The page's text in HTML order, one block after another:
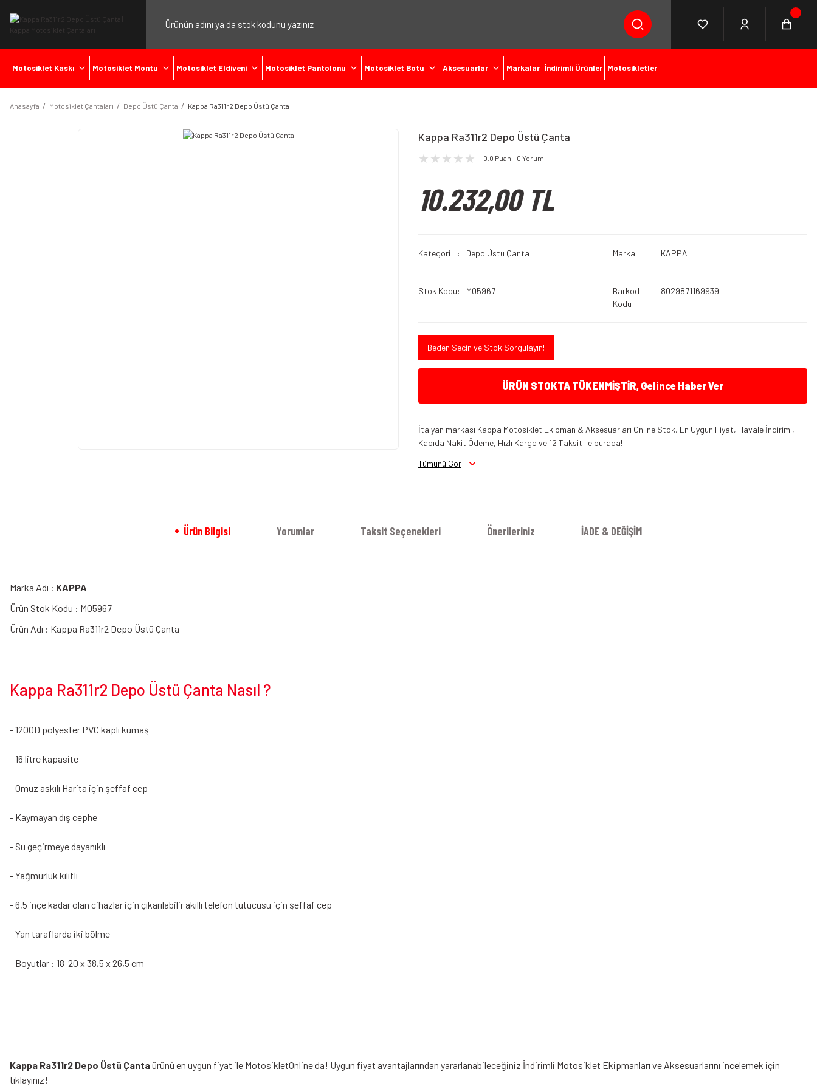
Motosiklet Kaskı Motosiklet Montu Motosiklet Eldiveni Motosiklet Pantolonu Motosiklet Botu Aksesuarlar Markalar İndirimli Ürünler Motosikletler
Anasayfa Motosiklet Çantaları Depo Üstü Çanta Kappa Ra311r2 Depo Üstü Çanta
Kappa Ra311r2 Depo Üstü Çanta
0.0 Puan - 0 Yorum
10.232,00 TL
Kategori Depo Üstü Çanta Marka KAPPA
Stok Kodu M05967
Barkod
Kodu
8029871169939
Beden Seçin ve Stok Sorgulayın!
ÜRÜN STOKTA TÜKENMİŞTİR, Gelince Haber Ver
İtalyan markası Kappa Motosiklet Ekipman & Aksesuarları Online Stok, En Uygun Fiyat, Havale İndirimi,
Kapıda Nakit Ödeme, Hızlı Kargo ve 12 Taksit ile burada!
Tümünü Gör
Ürün Bilgisi Yorumlar Taksit Seçenekleri Önerileriniz İADE & DEĞİŞİM
Marka Adı : KAPPA
Ürün Stok Kodu : M05967
Ürün Adı : Kappa Ra311r2 Depo Üstü Çanta
Kappa Ra311r2 Depo Üstü Çanta Nasıl ?
- 1200D polyester PVC kaplı kumaş
- 16 litre kapasite
- Omuz askılı Harita için şeffaf cep
- Kaymayan dış cephe
- Su geçirmeye dayanıklı
- Yağmurluk kılıflı
- 6,5 inçe kadar olan cihazlar için çıkarılabilir akıllı telefon tutucusu için şeffaf cep
- Yan taraflarda iki bölme
- Boyutlar : 18-20 x 38,5 x 26,5 cm
Kappa Ra311r2 Depo Üstü Çantaürünü en uygun fiyat ile MotosikletOnline da! Uygun fiyat avantajlarından yararlanabileceğiniz İndirimli Motosiklet Ekipmanları ve Aksesuarlarını incelemek için
tıklayınız!